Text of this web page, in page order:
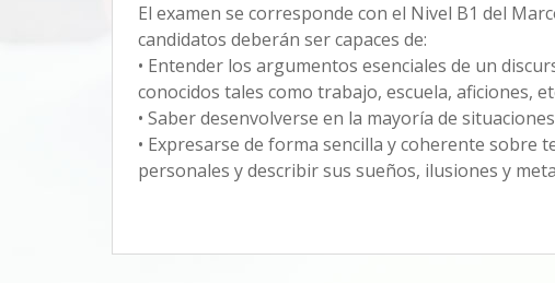
El examen se corresponde con el Nivel B1 del
candidatos deberán ser capaces de:
• Entender los argumentos esenciales de un
conocidos tales como trabajo, escuela, aficiones,
• Saber desenvolverse en la mayoría de
• Expresarse de forma sencilla y coherente sobre
personales y describir sus sueños, ilusiones y